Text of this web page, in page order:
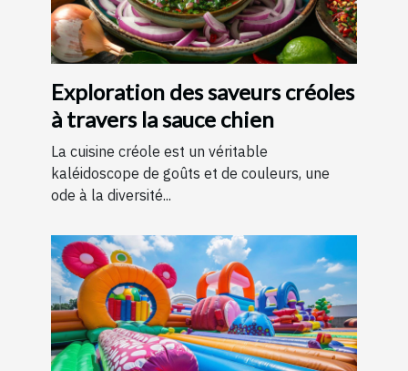
Exploration des saveurs créoles
à travers la sauce chien
La cuisine créole est un véritable
kaléidoscope de goûts et de couleurs, une
ode à la diversité...